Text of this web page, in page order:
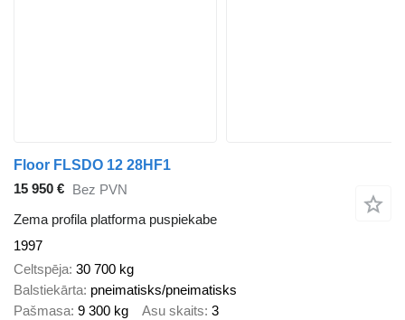
Floor FLSDO 12 28HF1
15 950 € Bez PVN
Zema profila platforma puspiekabe
1997
Celtspēja 30 700 kg
Balstiekārta pneimatisks/pneimatisks
Pašmasa 9 300 kg Asu skaits 3